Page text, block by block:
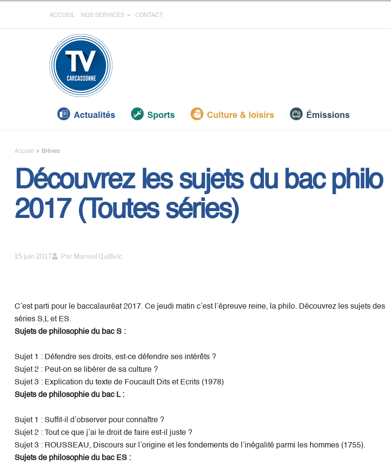
ACCUEIL NOS SERVICES CONTACT
Actualités Sports Culture & loisirs Émissions
Accueil Brèves
Découvrez les sujets du bac philo
2017 (Toutes séries)
15 juin 2017 Par Manuel Quillivic
C’est parti pour le baccalauréat 2017. Ce jeudi matin c’est l’épreuve reine, la philo. Découvrez les sujets des
séries S,L et ES.
Sujets de philosophie du bac S :
Sujet 1 : Défendre ses droits, est-ce défendre ses intérêts ?
Sujet 2 : Peut-on se libérer de sa culture ?
Sujet 3 : Explication du texte de Foucault Dits et Ecrits (1978)
Sujets de philosophie du bac L :
Sujet 1 : Suffit-il d’observer pour connaître ?
Sujet 2 : Tout ce que j’ai le droit de faire est-il juste ?
Sujet 3 : ROUSSEAU, Discours sur l’origine et les fondements de l’inégalité parmi les hommes (1755).
Sujets de philosophie du bac ES :